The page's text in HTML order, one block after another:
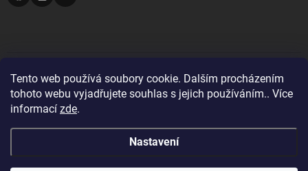
Tento web používá soubory cookie. Dalším procházením
tohoto webu vyjadřujete souhlas s jejich používáním.. Více
informací zde.
Nastavení
Pro objednávky z Velké Británie a Švýcarska se prosím
PŘIJÍMÁME TYTO PLATEBNÍ METODY